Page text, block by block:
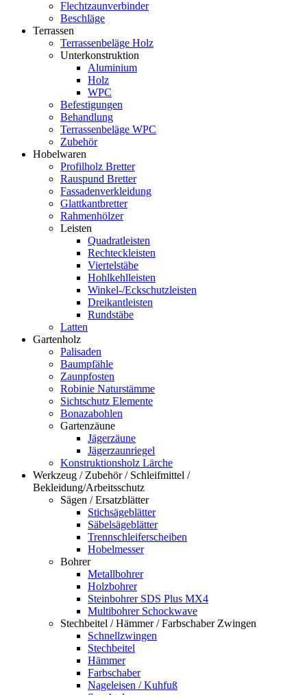
Flechtzaunverbinder
Beschläge
Terrassen
Terrassenbeläge Holz
Unterkonstruktion
Aluminium
Holz
WPC
Befestigungen
Behandlung
Terrassenbeläge WPC
Zubehör
Hobelwaren
Profilholz Bretter
Rauspund Bretter
Fassadenverkleidung
Glattkantbretter
Rahmenhölzer
Leisten
Quadratleisten
Rechteckleisten
Viertelstäbe
Hohlkehlleisten
Winkel-/Eckschutzleisten
Dreikantleisten
Rundstäbe
Latten
Gartenholz
Palisaden
Baumpfähle
Zaunpfosten
Robinie Naturstämme
Sichtschutz Elemente
Bonazabohlen
Gartenzäune
Jägerzäune
Jägerzaunriegel
Konstruktionsholz Lärche
Werkzeug / Zubehör / Schleifmittel /
Bekleidung/Arbeitsschutz
Sägen / Ersatzblätter
Stichsägeblätter
Säbelsägeblätter
Trennschleiferscheiben
Hobelmesser
Bohrer
Metallbohrer
Holzbohrer
Steinbohrer SDS Plus MX4
Multibohrer Schockwave
Stechbeitel / Hämmer / Farbschaber Zwingen
Schnellzwingen
Stechbeitel
Hämmer
Farbschaber
Nageleisen / Kuhfuß